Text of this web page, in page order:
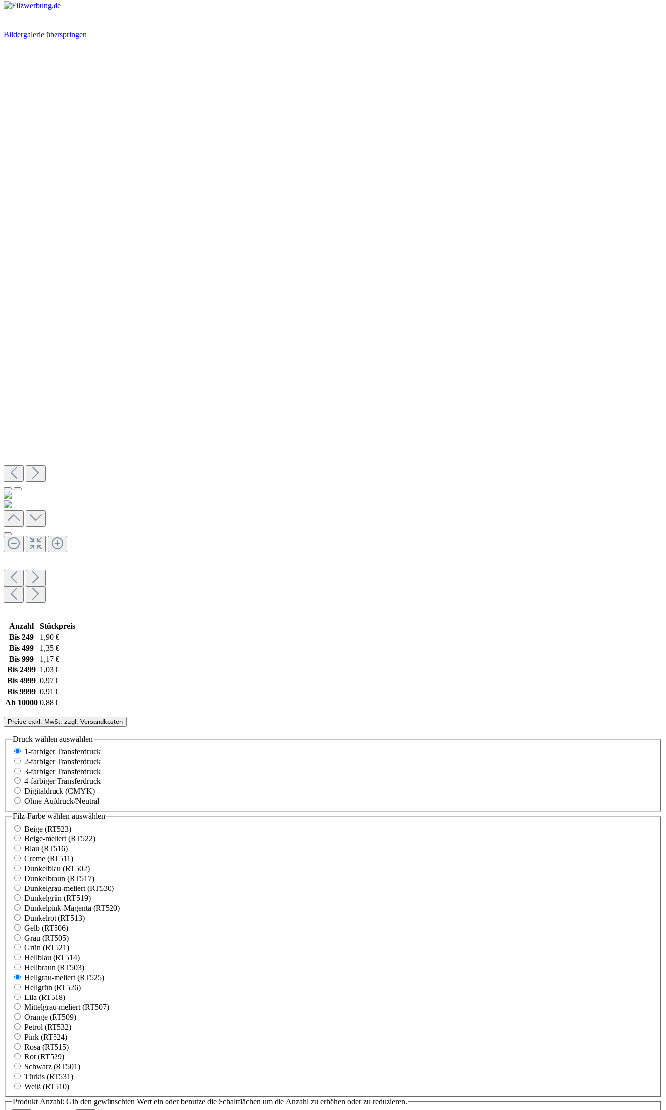
Bildergalerie überspringen
Anzahl
Stückpreis
Bis 249
1,90 €
Bis 499
1,35 €
Bis 999
1,17 €
Bis 2499 1,03 €
Bis 4999 0,97 €
Bis 9999 0,91 €
Ab 10000 0,88 €
Preise exkl. MwSt. zzgl. Versandkosten
Druck wählen auswählen
1-farbiger Transferdruck
2-farbiger Transferdruck
3-farbiger Transferdruck
4-farbiger Transferdruck
Digitaldruck (CMYK)
Ohne Aufdruck/Neutral
Filz-Farbe wählen auswählen
Beige (RT523)
Beige-meliert (RT522)
Blau (RT516)
Creme (RT511)
Dunkelblau (RT502)
Dunkelbraun (RT517)
Dunkelgrau-meliert (RT530)
Dunkelgrün (RT519)
Dunkelpink-Magenta (RT520)
Dunkelrot (RT513)
Gelb (RT506)
Grau (RT505)
Grün (RT521)
Hellblau (RT514)
Hellbraun (RT503)
Hellgrau-meliert (RT525)
Hellgrün (RT526)
Lila (RT518)
Mittelgrau-meliert (RT507)
Orange (RT509)
Petrol (RT532)
Pink (RT524)
Rosa (RT515)
Rot (RT529)
Schwarz (RT501)
Türkis (RT531)
Weiß (RT510)
Produkt Anzahl: Gib den gewünschten Wert ein oder benutze die Schaltflächen um die Anzahl zu erhöhen oder zu reduzieren.